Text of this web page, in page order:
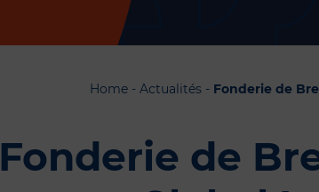
Home - Actualités - Fonderie de
Fonderie de